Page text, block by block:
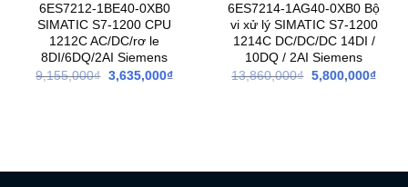
6ES7212-1BE40-0XB0
SIMATIC S7-1200 CPU
1212C AC/DC/rơ le
8DI/6DQ/2AI Siemens
9,155,000₫ Giá
gốc
3,635,000₫Giá
6ES7214-1AG40-0XB0 Bộ
vi xử lý SIMATIC S7-1200
1214C DC/DC/DC 14DI /
10DQ / 2AI Siemens
13,860,000₫ Giá
gốc
5,800,000₫Giá